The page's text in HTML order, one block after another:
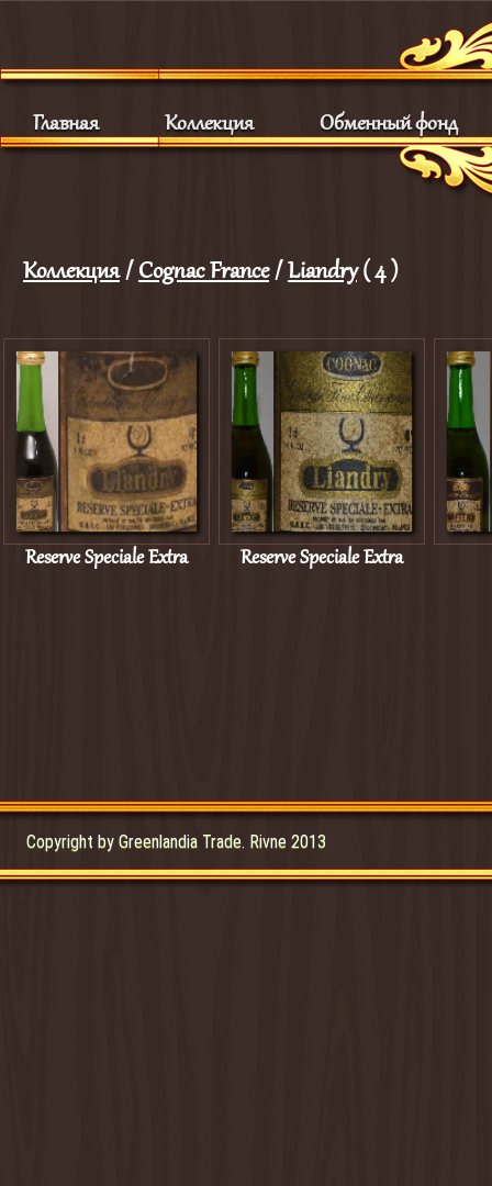
Главная Коллекция Обменный фонд
Коллекция/Cognac France/Liandry( 4 )
Reserve Speciale Extra Reserve Speciale Extra
Copyright by Greenlandia Trade. Rivne 2013